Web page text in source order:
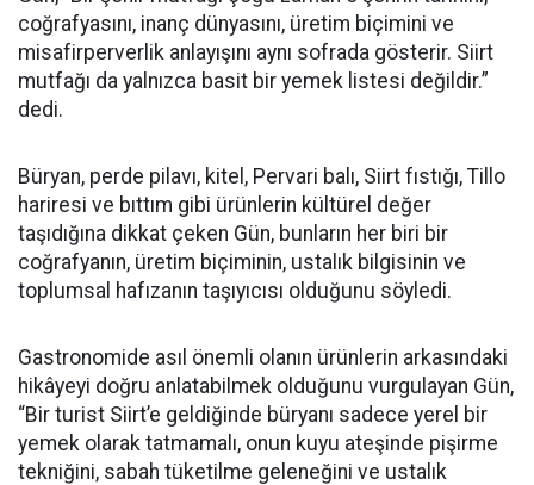
coğrafyasını, inanç dünyasını, üretim biçimini ve
misafirperverlik anlayışını aynı sofrada gösterir. Siirt
mutfağı da yalnızca basit bir yemek listesi değildir.”
dedi.
Büryan, perde pilavı, kitel, Pervari balı, Siirt fıstığı, Tillo
hariresi ve bıttım gibi ürünlerin kültürel değer
taşıdığına dikkat çeken Gün, bunların her biri bir
coğrafyanın, üretim biçiminin, ustalık bilgisinin ve
toplumsal hafızanın taşıyıcısı olduğunu söyledi.
Gastronomide asıl önemli olanın ürünlerin arkasındaki
hikâyeyi doğru anlatabilmek olduğunu vurgulayan Gün,
“Bir turist Siirt’e geldiğinde büryanı sadece yerel bir
yemek olarak tatmamalı, onun kuyu ateşinde pişirme
tekniğini, sabah tüketilme geleneğini ve ustalık